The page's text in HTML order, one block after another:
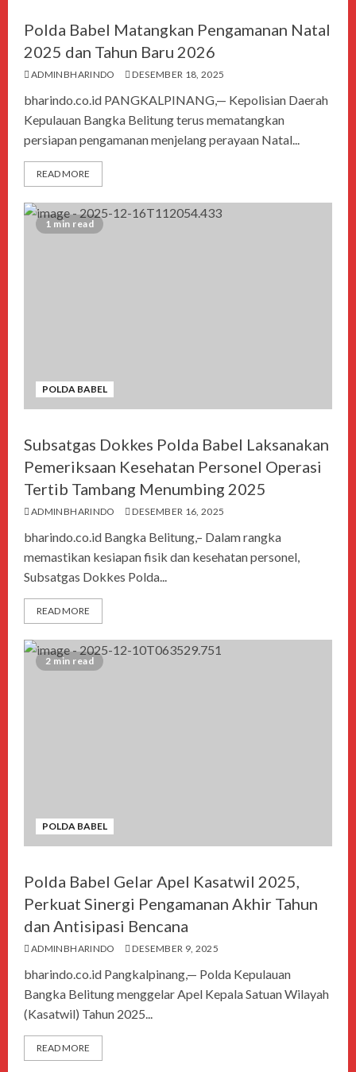
Polda Babel Matangkan Pengamanan Natal
2025 dan Tahun Baru 2026
ADMINBHARINDO DESEMBER 18, 2025
bharindo.co.id PANGKALPINANG,— Kepolisian Daerah
Kepulauan Bangka Belitung terus mematangkan
persiapan pengamanan menjelang perayaan Natal...
READ MORE
1 min read
POLDA BABEL
Subsatgas Dokkes Polda Babel Laksanakan
Pemeriksaan Kesehatan Personel Operasi
Tertib Tambang Menumbing 2025
ADMINBHARINDO DESEMBER 16, 2025
bharindo.co.id Bangka Belitung,– Dalam rangka
memastikan kesiapan fisik dan kesehatan personel,
Subsatgas Dokkes Polda...
READ MORE
2 min read
POLDA BABEL
Polda Babel Gelar Apel Kasatwil 2025,
Perkuat Sinergi Pengamanan Akhir Tahun
dan Antisipasi Bencana
ADMINBHARINDO DESEMBER 9, 2025
bharindo.co.id Pangkalpinang,— Polda Kepulauan
Bangka Belitung menggelar Apel Kepala Satuan Wilayah
(Kasatwil) Tahun 2025...
READ MORE